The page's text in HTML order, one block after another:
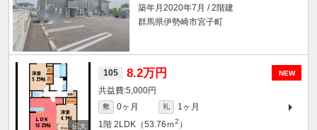
築年月2020年7月 / 2階建
群馬県伊勢崎市宮子町
NEW
105 8.2万円
5,000円
敷 0ヶ月 礼
1ヶ月
1階 2LDK（53.76ｍ2 ）